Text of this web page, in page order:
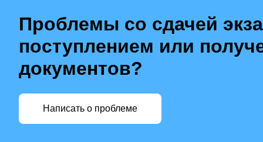
Проблемы со сдачей
поступлением или
документов?
Написать о проблеме